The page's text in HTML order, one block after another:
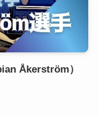
Åkerström）